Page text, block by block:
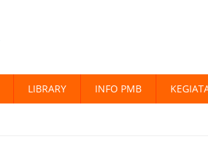
LIBRARY INFO PMB